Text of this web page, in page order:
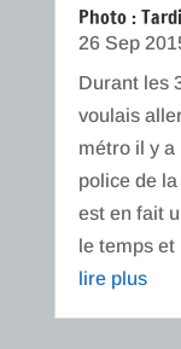
Photo :
26 Sep
Durant les
voulais
métro il y a
police de
est en fait
le temps et
lire plus